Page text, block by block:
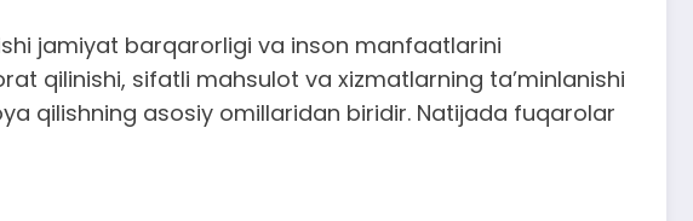
jamiyat barqarorligi va inson manfaatlarini
qilinishi, sifatli mahsulot va xizmatlarning ta’minlanishi
qilishning asosiy omillaridan biridir. Natijada fuqarolar